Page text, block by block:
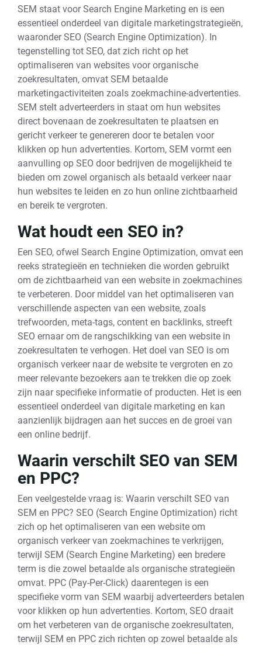
SEM staat voor Search Engine Marketing en is een
essentieel onderdeel van digitale marketingstrategieën,
waaronder SEO (Search Engine Optimization). In
tegenstelling tot SEO, dat zich richt op het
optimaliseren van websites voor organische
zoekresultaten, omvat SEM betaalde
marketingactiviteiten zoals zoekmachine-advertenties.
SEM stelt adverteerders in staat om hun websites
direct bovenaan de zoekresultaten te plaatsen en
gericht verkeer te genereren door te betalen voor
klikken op hun advertenties. Kortom, SEM vormt een
aanvulling op SEO door bedrijven de mogelijkheid te
bieden om zowel organisch als betaald verkeer naar
hun websites te leiden en zo hun online zichtbaarheid
en bereik te vergroten.
Wat houdt een SEO in?
Een SEO, ofwel Search Engine Optimization, omvat een
reeks strategieën en technieken die worden gebruikt
om de zichtbaarheid van een website in zoekmachines
te verbeteren. Door middel van het optimaliseren van
verschillende aspecten van een website, zoals
trefwoorden, meta-tags, content en backlinks, streeft
SEO ernaar om de rangschikking van een website in
zoekresultaten te verhogen. Het doel van SEO is om
organisch verkeer naar de website te vergroten en zo
meer relevante bezoekers aan te trekken die op zoek
zijn naar specifieke informatie of producten. Het is een
essentieel onderdeel van digitale marketing en kan
aanzienlijk bijdragen aan het succes en de groei van
een online bedrijf.
Waarin verschilt SEO van SEM
en PPC?
Een veelgestelde vraag is: Waarin verschilt SEO van
SEM en PPC? SEO (Search Engine Optimization) richt
zich op het optimaliseren van een website om
organisch verkeer van zoekmachines te verkrijgen,
terwijl SEM (Search Engine Marketing) een bredere
term is die zowel betaalde als organische strategieën
omvat. PPC (Pay-Per-Click) daarentegen is een
specifieke vorm van SEM waarbij adverteerders betalen
voor klikken op hun advertenties. Kortom, SEO draait
om het verbeteren van de organische zoekresultaten,
terwijl SEM en PPC zich richten op zowel betaalde als